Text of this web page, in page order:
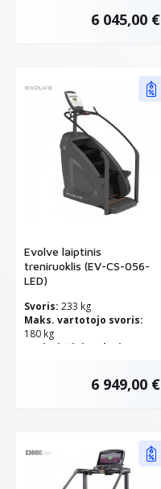
6 045,00 €
Evolve laiptinis
treniruoklis (EV-CS-056-
LED)
Svoris: 233 kg
Maks. vartotojo svoris:
180 kg
Pasipriešinimo lygių
6 949,00 €